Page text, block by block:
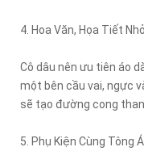
4. Hoa Văn, Họa Tiết Nhỏ
Cô dâu nên ưu tiên áo
một bên cầu vai, ngực
sẽ tạo đường cong
5. Phụ Kiện Cùng Tông